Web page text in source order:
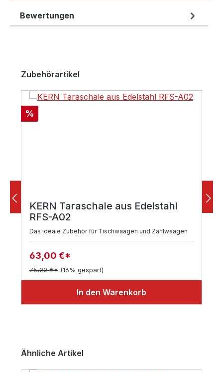
Bewertungen
Produktgalerie überspringen
Zubehörartikel
Rabatt
%
KERN Taraschale aus Edelstahl
RFS-A02
Das ideale Zubehör für Tischwaagen und Zählwaagen
63,00 €*
75,00 €* (16% gespart)
In den Warenkorb
Produktgalerie überspringen
Ähnliche Artikel